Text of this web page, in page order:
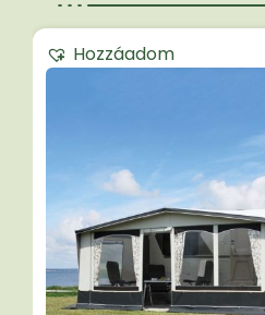
Hozzáadom